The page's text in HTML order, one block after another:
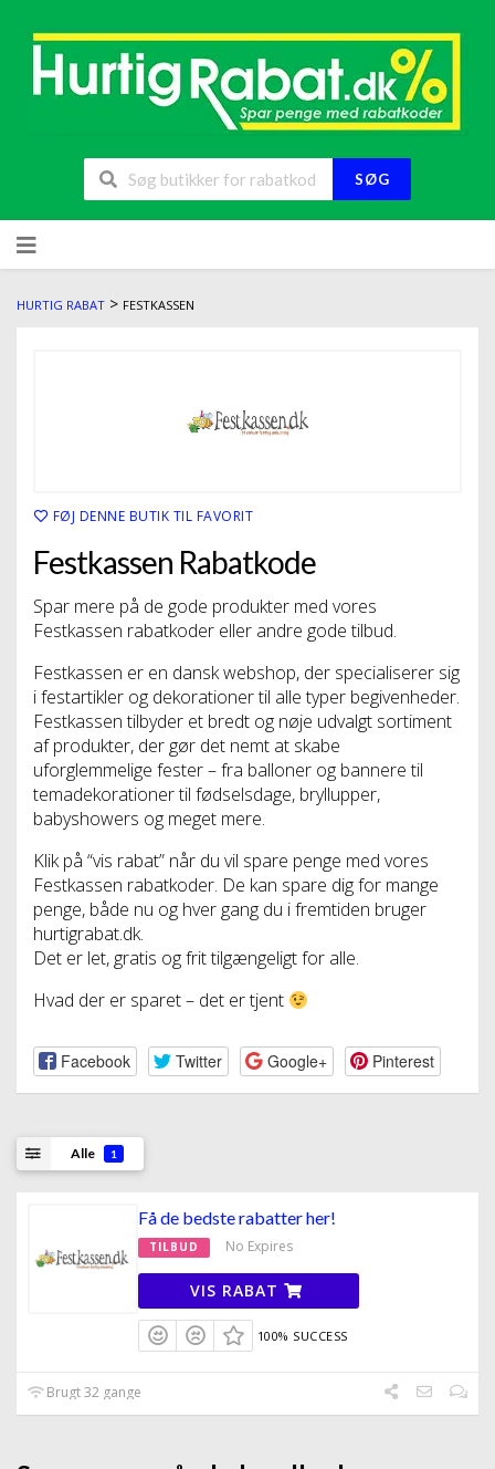
SØG
HURTIG RABAT > FESTKASSEN
FØJ DENNE BUTIK TIL FAVORIT
Festkassen Rabatkode
Spar mere på de gode produkter med vores
Festkassen rabatkoder eller andre gode tilbud.
Festkassen er en dansk webshop, der specialiserer sig
i festartikler og dekorationer til alle typer begivenheder.
Festkassen tilbyder et bredt og nøje udvalgt sortiment
af produkter, der gør det nemt at skabe
uforglemmelige fester – fra balloner og bannere til
temadekorationer til fødselsdage, bryllupper,
babyshowers og meget mere.
Klik på “vis rabat” når du vil spare penge med vores
Festkassen rabatkoder. De kan spare dig for mange
penge, både nu og hver gang du i fremtiden bruger
hurtigrabat.dk.
Det er let, gratis og frit tilgængeligt for alle.
Hvad der er sparet – det er tjent
Facebook Twitter Google+ Pinterest
Alle 1
Få de bedste rabatter her!
TILBUD No Expires
VIS RABAT
100% SUCCESS
Brugt 32 gange